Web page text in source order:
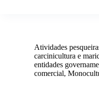
Atividades
carcinicultura e
entidades
comercial,